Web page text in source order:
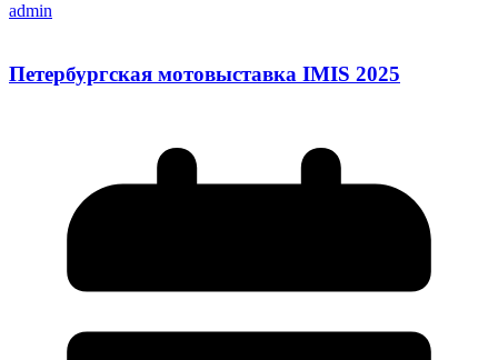
admin
Петербургская мотовыставка IMIS 2025